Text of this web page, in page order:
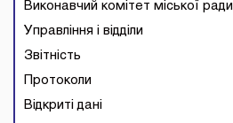
Виконавчий комітет міської ради
Управління і відділи
Звітність
Протоколи
Відкриті дані